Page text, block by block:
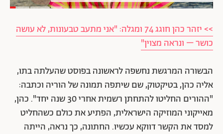
>> יזהר כהן חוגג 74 ומגלה: "אני מתעב טבעונות, לא עושה
כושר – ונראה מצוין"
הבשורה המרגשת נחשפה לראשונה בפוסט שהעלתה בתו,
אליה כהן, בטיקטוק, שם שיתפה תמונה של הוריה וכתבה:
"ההורים החליטו להתחתן רשמית אחרי 30 שנה יחד". כהן,
מאייקוני המוזיקה הישראלית, הפתיע את כולם כשהחליט
למסד את הקשר דווקא עכשיו. החתונה, כך נראה, הייתה